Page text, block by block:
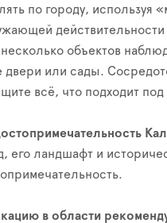
по городу, используя
объектов
двери или сады.
всё, что подходит
его ландшафт и
в области